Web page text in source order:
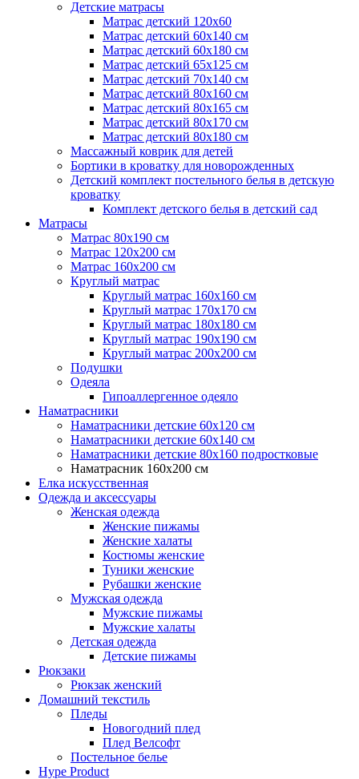
Детские матрасы
Матрас детский 120х60
Матрас детский 60х140 см
Матрас детский 60х180 см
Матрас детский 65х125 см
Матрас детский 70х140 см
Матрас детский 80х160 см
Матрас детский 80х165 см
Матрас детский 80х170 см
Матрас детский 80х180 см
Массажный коврик для детей
Бортики в кроватку для новорожденных
Детский комплект постельного белья в детскую
кроватку
Комплект детского белья в детский сад
Матрасы
Матрас 80х190 см
Матраc 120х200 см
Матрас 160х200 см
Круглый матрас
Круглый матрас 160х160 см
Круглый матрас 170х170 см
Круглый матрас 180х180 см
Круглый матрас 190х190 см
Круглый матрас 200х200 см
Подушки
Одеяла
Гипоаллергенное одеяло
Наматрасники
Наматрасники детские 60х120 см
Наматрасники детские 60х140 см
Наматрасники детские 80х160 подростковые
Наматрасник 160х200 см
Елка искусственная
Одежда и аксессуары
Женская одежда
Женские пижамы
Женские халаты
Костюмы женские
Туники женские
Рубашки женские
Мужская одежда
Мужские пижамы
Мужские халаты
Детская одежда
Детские пижамы
Рюкзаки
Рюкзак женский
Домашний текстиль
Пледы
Новогодний плед
Плед Велсофт
Постельное белье
Hype Product